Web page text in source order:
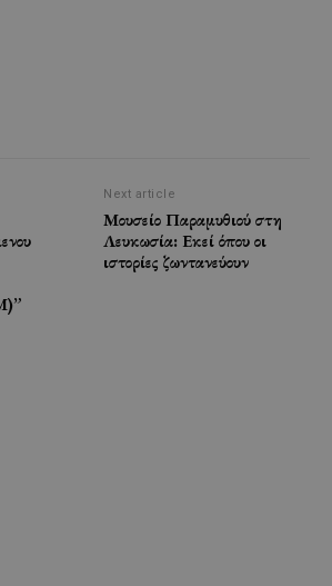
Next article
Μουσείο Παραμυθιού στη
Λευκωσία: Εκεί όπου οι
ιστορίες ζωντανεύουν